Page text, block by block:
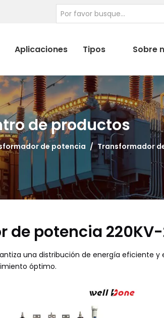
Aplicaciones Tipos Sobre
de productos
de potencia / Transformador
de potencia
una distribución de energía eficiente
óptimo.